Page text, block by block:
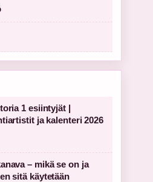
1 esiintyjät |
ja kalenteri 2026
– mikä se on ja
sitä käytetään